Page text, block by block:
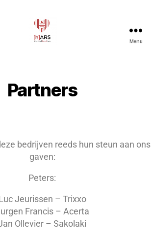
Menu
Partners
bedrijven reeds hun steun aan
gaven:
Peters:
Jeurissen – Trixxo
Francis – Acerta
Ollevier – Sakolaki